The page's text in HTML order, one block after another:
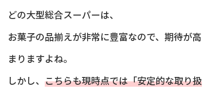
どの大型総合スーパーは、
お菓子の品揃えが非常に豊富なので、期待が高
まりますよね。
しかし、 こちらも現時点では「安定的な取り扱